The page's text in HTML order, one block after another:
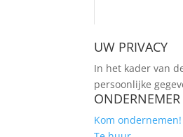
UW PRIVACY
In het kader van
persoonlijke
ONDERNEMER
Kom ondernemen!